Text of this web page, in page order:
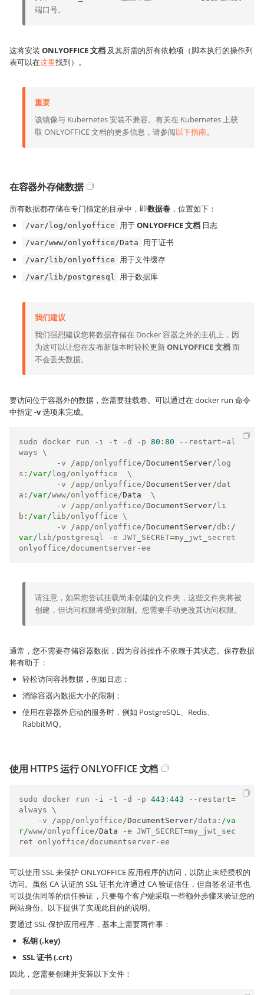
端口号。
这将安装 ONLYOFFICE 文档 及其所需的所有依赖项（脚本执行的操作列
表可以在这里找到）。
重要
该镜像与 Kubernetes 安装不兼容。有关在 Kubernetes 上获
取 ONLYOFFICE 文档的更多信息，请参阅以下指南。
在容器外存储数据
所有数据都存储在专门指定的目录中，即数据卷 ，位置如下：
/var/log/onlyoffice 用于ONLYOFFICE 文档 日志
/var/www/onlyoffice/Data 用于证书
/var/lib/onlyoffice 用于文件缓存
/var/lib/postgresql 用于数据库
我们建议
我们强烈建议您将数据存储在 Docker 容器之外的主机上，因
为这可以让您在发布新版本时轻松更新 ONLYOFFICE 文档而
不会丢失数据。
要访问位于容器外的数据，您需要挂载卷。可以通过在 docker run 命令
中指定 -v选项来完成。
sudo docker run - i -t -d - p 80 : 80 -- restart=al
ways \
-v /app/onlyoffice/DocumentServer/ log
s : /var/ log/onlyoffice  \
-v /app/onlyoffice/DocumentServer/dat
a : /var/www/onlyoffice/Data
  \
-v /app/onlyoffice/DocumentServer/ li
b : /var/ lib/onlyoffice \
-v /app/onlyoffice/DocumentServer/db : /
var/ lib/postgresql -e JWT_SECRET=my_jwt_secret
onlyoffice/documentserver-ee
请注意，如果您尝试挂载尚未创建的文件夹，这些文件夹将被
创建，但访问权限将受到限制。您需要手动更改其访问权限。
通常，您不需要存储容器数据，因为容器操作不依赖于其状态。保存数据
将有助于：
轻松访问容器数据，例如日志；
消除容器内数据大小的限制；
使用在容器外启动的服务时，例如 PostgreSQL、Redis、
RabbitMQ。
使用 HTTPS 运行 ONLYOFFICE 文档
sudo docker run - i -t -d - p 443 : 443 -- restart=
always \
-v /app/onlyoffice/DocumentServer/data : /va
r/www/onlyoffice/Data -e JWT_SECRET=my_jwt_sec
ret onlyoffice/documentserver-ee
可以使用 SSL 来保护 ONLYOFFICE 应用程序的访问，以防止未经授权的
访问。虽然 CA 认证的 SSL 证书允许通过 CA 验证信任，但自签名证书也
可以提供同等的信任验证，只要每个客户端采取一些额外步骤来验证您的
网站身份。以下提供了实现此目的的说明。
要通过 SSL 保护应用程序，基本上需要两件事：
私钥 (.key)
SSL 证书 (.crt)
因此，您需要创建并安装以下文件：